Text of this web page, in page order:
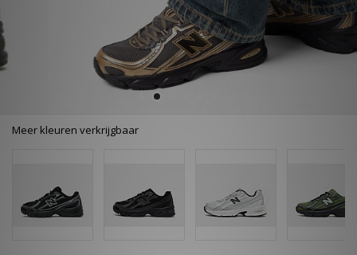
Meer kleuren verkrijgbaar